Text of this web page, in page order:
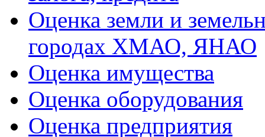
Оценка земли и
городах ХМАО, ЯНАО
Оценка имущества
Оценка оборудования
Оценка предприятия